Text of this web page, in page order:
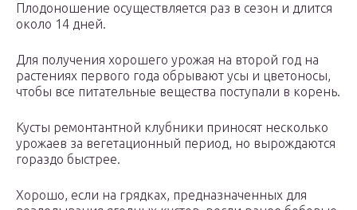
Плодоношение осуществляется раз в сезон и длится
около 14 дней.
Для получения хорошего урожая на второй год на
растениях первого года обрывают усы и цветоносы,
чтобы все питательные вещества поступали в корень.
Кусты ремонтантной клубники приносят несколько
урожаев за вегетационный период, но вырождаются
гораздо быстрее.
Хорошо, если на грядках, предназначенных для